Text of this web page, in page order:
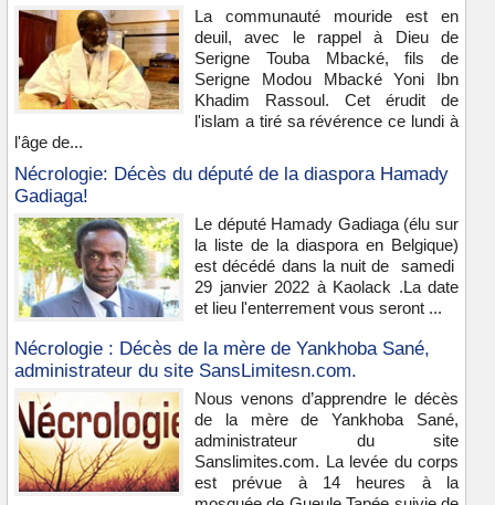
La communauté mouride est en
deuil, avec le rappel à Dieu de
Serigne Touba Mbacké, fils de
Serigne Modou Mbacké Yoni Ibn
Khadim Rassoul. Cet érudit de
l'islam a tiré sa révérence ce lundi à
l'âge de...
Nécrologie: Décès du député de la diaspora Hamady
Gadiaga!
Le député Hamady Gadiaga (élu sur
la liste de la diaspora en Belgique)
est décédé dans la nuit de samedi
29 janvier 2022 à Kaolack .La date
et lieu l'enterrement vous seront ...
Nécrologie : Décès de la mère de Yankhoba Sané,
administrateur du site SansLimitesn.com.
Nous venons d’apprendre le décès
de la mère de Yankhoba Sané,
administrateur du site
Sanslimites.com. La levée du corps
est prévue à 14 heures à la